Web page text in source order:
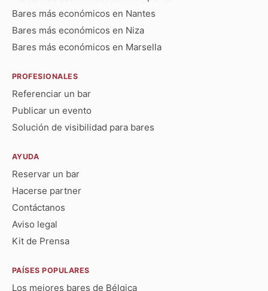
Bares más económicos en Nantes
Bares más económicos en Niza
Bares más económicos en Marsella
PROFESIONALES
Referenciar un bar
Publicar un evento
Solución de visibilidad para bares
AYUDA
Reservar un bar
Hacerse partner
Contáctanos
Aviso legal
Kit de Prensa
PAÍSES POPULARES
Los mejores bares de Bélgica